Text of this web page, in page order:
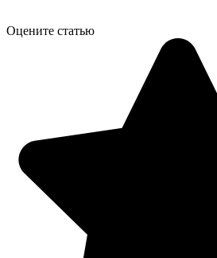
Оцените статью